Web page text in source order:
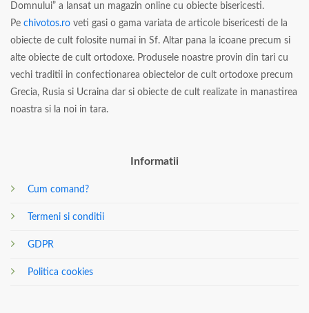
Domnului” a lansat un magazin online cu obiecte bisericesti.
Pe chivotos.ro veti gasi o gama variata de articole bisericesti de la
obiecte de cult folosite numai in Sf. Altar pana la icoane precum si
alte obiecte de cult ortodoxe. Produsele noastre provin din tari cu
vechi traditii in confectionarea obiectelor de cult ortodoxe precum
Grecia, Rusia si Ucraina dar si obiecte de cult realizate in manastirea
noastra si la noi in tara.
Informatii
Cum comand?
Termeni si conditii
GDPR
Politica cookies